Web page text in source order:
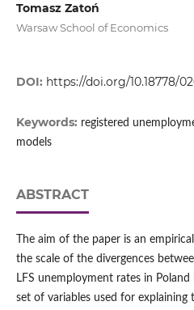
Tomasz Zatoń
Warsaw School of Economics
DOI: https://doi.org/10.18778/
Keywords: registered
models
ABSTRACT
The aim of the paper is an
the scale of the divergences
LFS unemployment rates in
set of variables used for explaining